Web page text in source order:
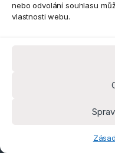
nebo odvolání souhlasu
vlastnosti webu.
Máte